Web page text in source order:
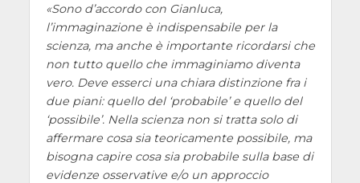
Sono d’accordo con Gianluca,
l’immaginazione è indispensabile per la
scienza, ma anche è importante ricordarsi che
non tutto quello che immaginiamo diventa
vero. Deve esserci una chiara distinzione fra i
due piani: quello del ‘probabile’ e quello del
‘possibile’. Nella scienza non si tratta solo di
affermare cosa sia teoricamente possibile, ma
bisogna capire cosa sia probabile sulla base di
evidenze osservative e/o un approccio